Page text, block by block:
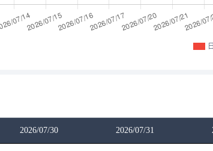
2026/07/30 2026/07/31